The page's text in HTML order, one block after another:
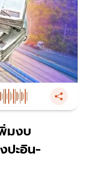
มงบ
ปะอิน-